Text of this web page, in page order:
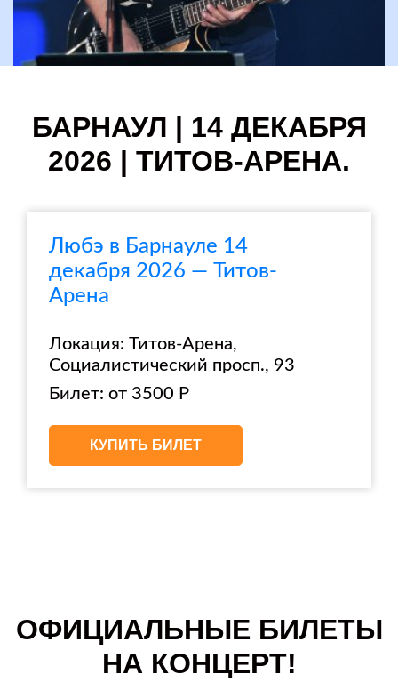
БАРНАУЛ | 14 ДЕКАБРЯ
2026 | ТИТОВ-АРЕНА.
Любэ в Барнауле 14
декабря 2026 — Титов-
Арена
Локация: Титов-Арена,
Социалистический просп., 93
Билет: от 3500 Р
КУПИТЬ БИЛЕТ
ОФИЦИАЛЬНЫЕ БИЛЕТЫ
НА КОНЦЕРТ!